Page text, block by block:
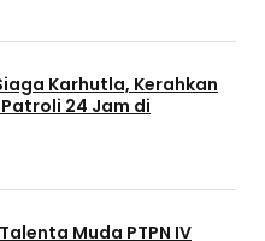
Karhutla, Kerahkan
24 Jam di
Muda PTPN IV